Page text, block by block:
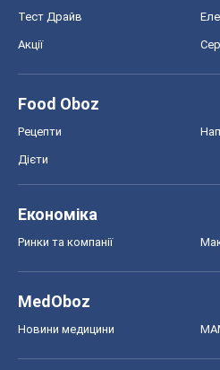
Тест Драйв
Акції
Food Oboz
Рецепти
Дієти
Економіка
Ринки та компанії
MedOboz
Новини медицини